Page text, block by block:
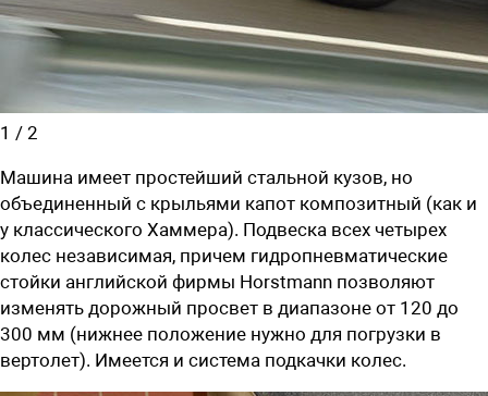
1 / 2
Машина имеет простейший стальной кузов, но
объединенный с крыльями капот композитный (как и
у классического Хаммера). Подвеска всех четырех
колес независимая, причем гидропневматические
стойки английской фирмы Horstmann позволяют
изменять дорожный просвет в диапазоне от 120 до
300 мм (нижнее положение нужно для погрузки в
вертолет). Имеется и система подкачки колес.